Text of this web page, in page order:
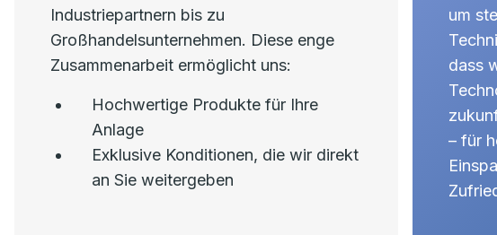
Industriepartnern bis zu
Großhandelsunternehmen. Diese enge
Zusammenarbeit ermöglicht uns:
Hochwertige Produkte für Ihre
Anlage
Exklusive Konditionen, die wir direkt
an Sie weitergeben
um
dass
– für